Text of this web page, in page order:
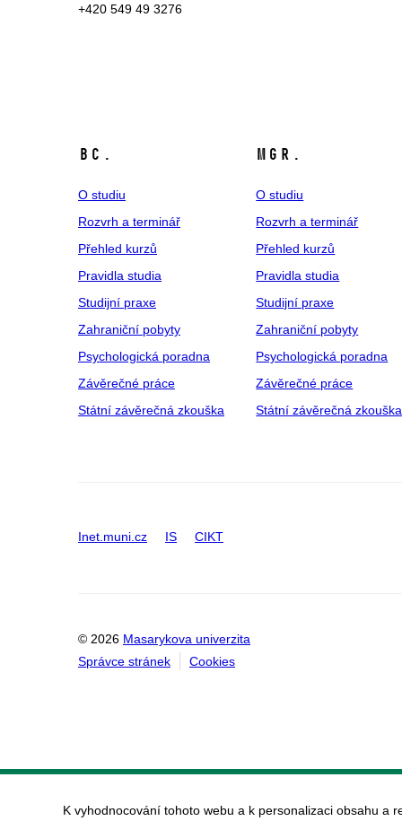
+420 549 49 3276
Bc.
O studiu
Rozvrh a terminář
Přehled kurzů
Pravidla studia
Studijní praxe
Zahraniční pobyty
Psychologická poradna
Závěrečné práce
Státní závěrečná zkouška
Mgr.
O studiu
Rozvrh a terminář
Přehled kurzů
Pravidla studia
Studijní praxe
Zahraniční pobyty
Psychologická poradna
Závěrečné práce
Státní závěrečná zkouška
Inet.muni.cz IS CIKT
© 2026 Masarykova univerzita
Správce stránek
Cookies
K vyhodnocování tohoto webu a k personalizaci obsahu a